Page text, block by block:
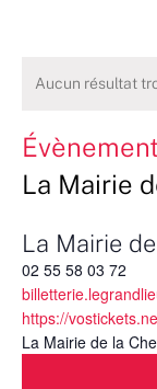
Aucun résultat
La Mairie
La Mairie
02 55 58 03 72
https://
La Mairie de la